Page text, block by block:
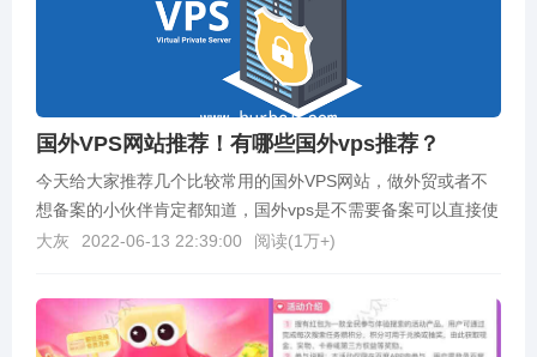
国外VPS网站推荐！有哪些国外vps推荐？
今天给大家推荐几个比较常用的国外VPS网站，做外贸或者不
想备案的小伙伴肯定都知道，国外vps是不需要备案可以直接使
用的，不像购买国内的服务器还需要先备案然后才能...
大灰 2022-06-13 22:39:00 阅读(1万+)